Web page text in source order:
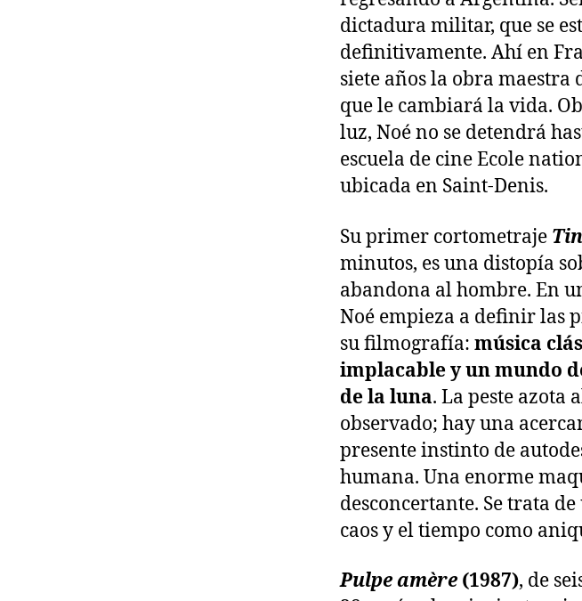
dictadura militar, que se
definitivamente. Ahí en
siete años la obra
que le cambiará la vida.
luz, Noé no se detendrá
escuela de cine Ecole
ubicada en Saint-Denis.
Su primer cortometraje
minutos, es una distopía
abandona al hombre. En
Noé empieza a definir las
su filmografía: música
implacable y un mundo
de la luna. La peste azota
observado; hay una
presente instinto de
humana. Una enorme
desconcertante. Se trata
caos y el tiempo como
Pulpe amère (1987), de